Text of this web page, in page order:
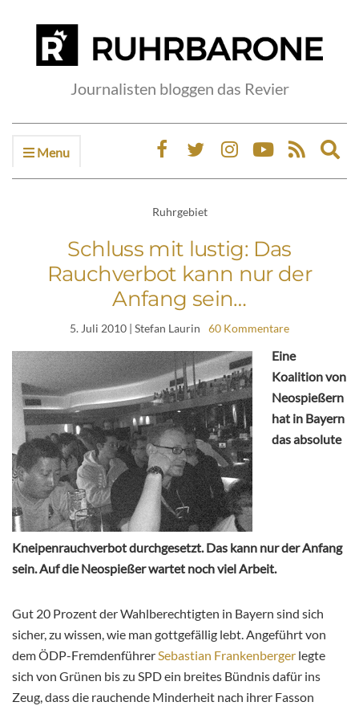
Journalisten bloggen das Revier
Menu
Ruhrgebiet
Schluss mit lustig: Das
Rauchverbot kann nur der
Anfang sein…
5. Juli 2010 | Stefan Laurin 60 Kommentare
Eine
Koalition von
Neospießern
hat in Bayern
das absolute
Kneipenrauchverbot durchgesetzt. Das kann nur der Anfang
sein. Auf die Neospießer wartet noch viel Arbeit.
Gut 20 Prozent der Wahlberechtigten in Bayern sind sich
sicher, zu wissen, wie man gottgefällig lebt. Angeführt von
dem ÖDP-FremdenführerSebastian Frankenberger legte
sich von Grünen bis zu SPD ein breites Bündnis dafür ins
Zeug, dass die rauchende Minderheit nach ihrer Fasson